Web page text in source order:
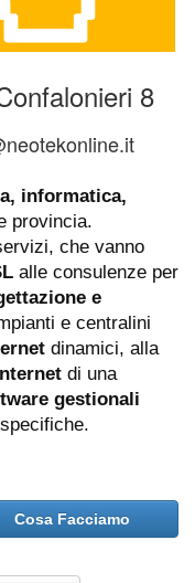
8
informatica,
provincia.
che vanno
alle consulenze per
e
e centralini
dinamici, alla
di una
gestionali
Cosa Facciamo